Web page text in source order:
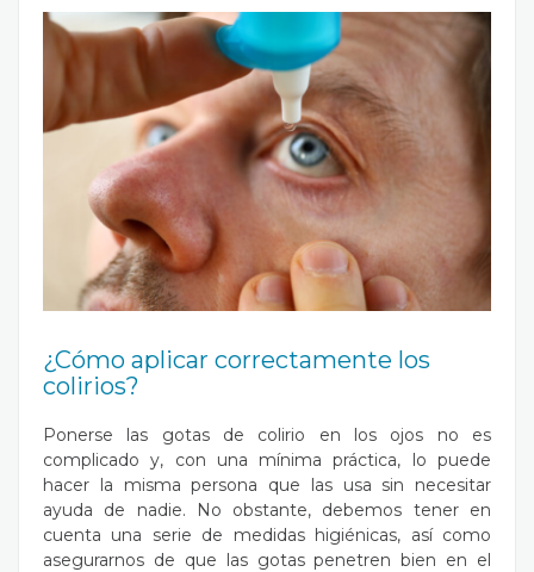
¿Cómo aplicar correctamente los
colirios?
Ponerse las gotas de colirio en los ojos no es
complicado y, con una mínima práctica, lo puede
hacer la misma persona que las usa sin necesitar
ayuda de nadie. No obstante, debemos tener en
cuenta una serie de medidas higiénicas, así como
asegurarnos de que las gotas penetren bien en el